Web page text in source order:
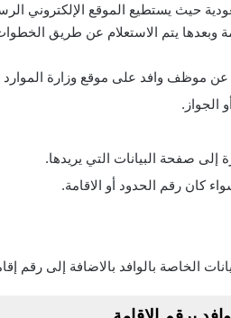
حيث يستطيع الموقع الإلكتروني
وبعدها يتم الاستعلام عن طريق الخطوات
عن موظف وافد على موقع وزارة الموارد
الجواز.
صفحة البيانات التي يريدها.
كان رقم الحدود أو الاقامة.
الخاصة بالوافد بالاضافة إلى رقم